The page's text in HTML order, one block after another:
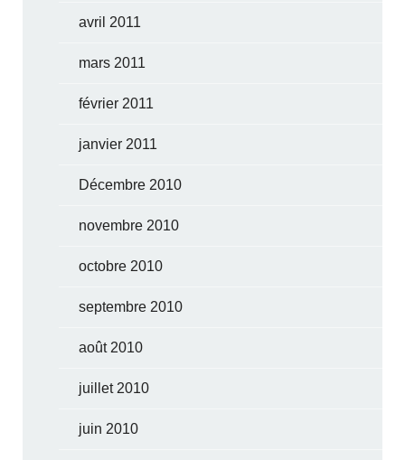
avril 2011
mars 2011
février 2011
janvier 2011
Décembre 2010
novembre 2010
octobre 2010
septembre 2010
août 2010
juillet 2010
juin 2010